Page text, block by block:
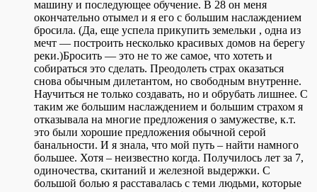
машину и последующее обучение. В 28 он меня
окончательно отымел и я его с большим наслаждением
бросила. (Да, еще успела прикупить земельки , одна из
мечт — построить несколько красивых домов на берегу
реки.)Бросить — это не то же самое, что хотеть и
собираться это сделать. Преодолеть страх оказаться
снова обычным дилетантом, но свободным внутренне.
Научиться не только создавать, но и обрубать лишнее. С
таким же большим наслаждением и большим страхом я
отказывала на многие предложения о замужестве, к.т.
это были хорошие предложения обычной серой
банальности. И я знала, что мой путь – найти намного
большее. Хотя – неизвестно когда. Получилось лет за 7,
одиночества, скитаний и железной выдержки. С
большой болью я расставалась с теми людьми, которые